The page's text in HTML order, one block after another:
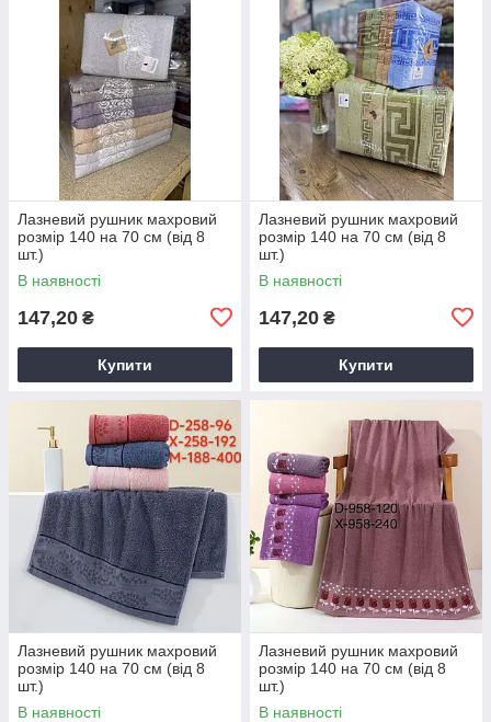
Лазневий рушник махровий
розмір 140 на 70 см (від 8
шт.)
В наявності
147,20 ₴
Купити
Лазневий рушник махровий
розмір 140 на 70 см (від 8
шт.)
В наявності
147,20 ₴
Купити
Лазневий рушник махровий
розмір 140 на 70 см (від 8
шт.)
В наявності
Лазневий рушник махровий
розмір 140 на 70 см (від 8
шт.)
В наявності